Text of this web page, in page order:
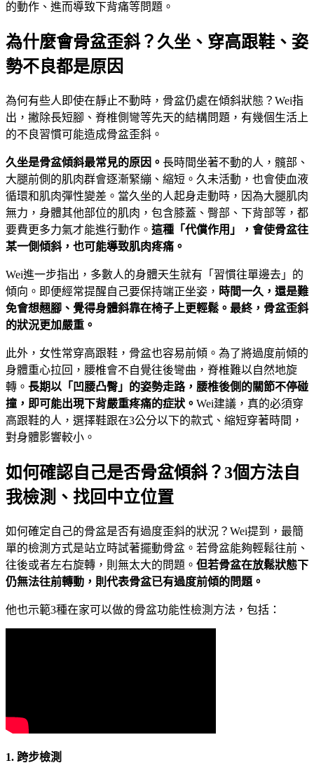
的動作、進而導致下背痛等問題。
為什麼會骨盆歪斜？久坐、穿高跟鞋、姿
勢不良都是原因
為何有些人即使在靜止不動時，骨盆仍處在傾斜狀態？Wei指
出，撇除長短腳、脊椎側彎等先天的結構問題，有幾個生活上
的不良習慣可能造成骨盆歪斜。
久坐是骨盆傾斜最常見的原因。 長時間坐著不動的人，髖部、
大腿前側的肌肉群會逐漸緊繃、縮短。久未活動，也會使血液
循環和肌肉彈性變差。當久坐的人起身走動時，因為大腿肌肉
無力，身體其他部位的肌肉，包含膝蓋、臀部、下背部等，都
要費更多力氣才能進行動作。 這種「代償作用」，會使骨盆往
某一側傾斜，也可能導致肌肉疼痛。
Wei進一步指出，多數人的身體天生就有「習慣往單邊去」的
傾向。即便經常提醒自己要保持端正坐姿， 時間一久，還是難
免會想翹腳、覺得身體斜靠在椅子上更輕鬆。最終，骨盆歪斜
的狀況更加嚴重。
此外，女性常穿高跟鞋，骨盆也容易前傾。為了將過度前傾的
身體重心拉回，腰椎會不自覺往後彎曲，脊椎難以自然地旋
轉。 長期以「凹腰凸臀」的姿勢走路，腰椎後側的關節不停碰
撞，即可能出現下背嚴重疼痛的症狀。 Wei建議，真的必須穿
高跟鞋的人，選擇鞋跟在3公分以下的款式、縮短穿著時間，
對身體影響較小。
如何確認自己是否骨盆傾斜？3個方法自
我檢測、找回中立位置
如何確定自己的骨盆是否有過度歪斜的狀況？Wei提到，最簡
單的檢測方式是站立時試著擺動骨盆。若骨盆能夠輕鬆往前、
往後或者左右旋轉，則無太大的問題。 但若骨盆在放鬆狀態下
仍無法往前轉動，則代表骨盆已有過度前傾的問題。
他也示範3種在家可以做的骨盆功能性檢測方法，包括：
1. 跨步檢測